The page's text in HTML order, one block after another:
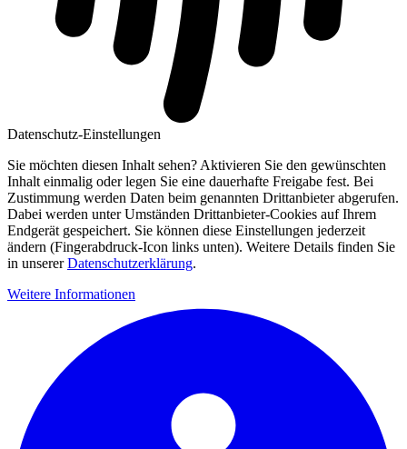
Datenschutz-Einstellungen
Sie möchten diesen Inhalt sehen? Aktivieren Sie den gewünschten
Inhalt einmalig oder legen Sie eine dauerhafte Freigabe fest. Bei
Zustimmung werden Daten beim genannten Drittanbieter abgerufen.
Dabei werden unter Umständen Drittanbieter-Cookies auf Ihrem
Endgerät gespeichert. Sie können diese Einstellungen jederzeit
ändern (Fingerabdruck-Icon links unten). Weitere Details finden Sie
in unsererDatenschutzerklärung.
Weitere Informationen